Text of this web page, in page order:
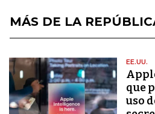
MÁS DE LA
EE.UU.
que
uso